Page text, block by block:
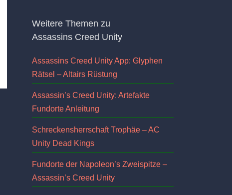
Weitere Themen zu
Assassins Creed Unity
Assassins Creed Unity App: Glyphen
Rätsel – Altairs Rüstung
Assassin’s Creed Unity: Artefakte
Fundorte Anleitung
Schreckensherrschaft Trophäe – AC
Unity Dead Kings
Fundorte der Napoleon’s Zweispitze –
Assassin’s Creed Unity